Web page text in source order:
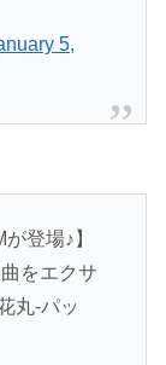
5,
登場♪】
をエクサ
丸-パッ